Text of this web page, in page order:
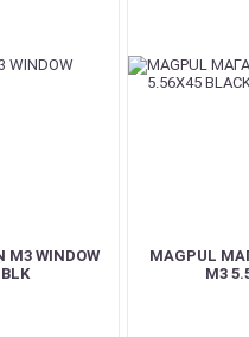
WINDOW
MAGPUL
M3